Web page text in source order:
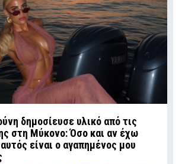
δημοσίευσε υλικό από τις
στη Μύκονο: Όσο και αν έχω
είναι ο αγαπημένος μου